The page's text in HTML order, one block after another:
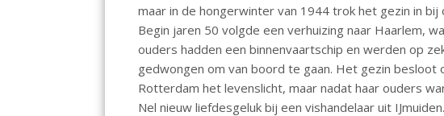
maar in de hongerwinter van 1944 trok het gezin in
Begin jaren 50 volgde een verhuizing naar Haarlem,
ouders hadden een binnenvaartschip en werden op
gedwongen om van boord te gaan. Het gezin besloot
Rotterdam het levenslicht, maar nadat haar ouders
Nel nieuw liefdesgeluk bij een vishandelaar uit